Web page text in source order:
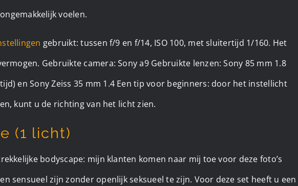
voelen.
gebruikt: tussen f/9 en f/14, ISO 100, met sluitertijd 1/160. Het
Gebruikte camera: Sony a9 Gebruikte lenzen: Sony 85 mm 1.8
en Sony Zeiss 35 mm 1.4 Een tip voor beginners: door het instellicht
kunt u de richting van het licht zien.
(1 licht)
bodyscape: mijn klanten komen naar mij toe voor deze foto’s
sensueel zijn zonder openlijk seksueel te zijn. Voor deze set heeft u een